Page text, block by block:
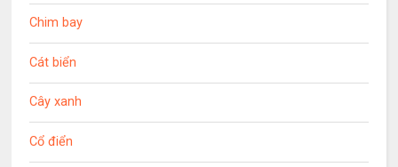
Chim bay
Cát biển
Cây xanh
Cổ điển